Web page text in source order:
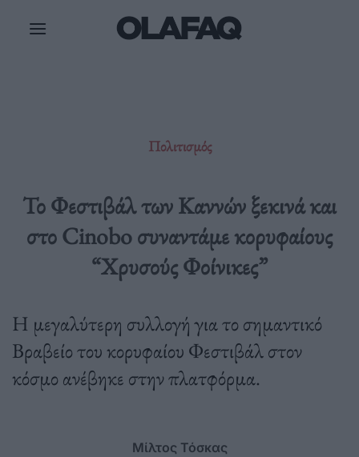
Πολιτισμός
Το Φεστιβάλ των Καννών ξεκινά και
στο Cinobo συναντάμε κορυφαίους
“Χρυσούς Φοίνικες”
Η μεγαλύτερη συλλογή για το σημαντικό
Βραβείο του κορυφαίου Φεστιβάλ στον
κόσμο ανέβηκε στην πλατφόρμα.
Μίλτος Τόσκας